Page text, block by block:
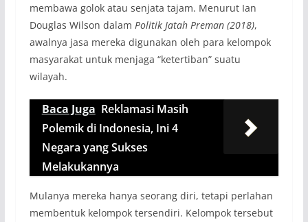
membawa golok atau senjata tajam. Menurut Ian
Douglas Wilson dalam Politik Jatah Preman (2018),
awalnya jasa mereka digunakan oleh para kelompok
masyarakat untuk menjaga “ketertiban” suatu
wilayah.
Baca Juga Reklamasi Masih
Polemik di Indonesia, Ini 4
Negara yang Sukses
Melakukannya
Mulanya mereka hanya seorang diri, tetapi perlahan
membentuk kelompok tersendiri. Kelompok tersebut